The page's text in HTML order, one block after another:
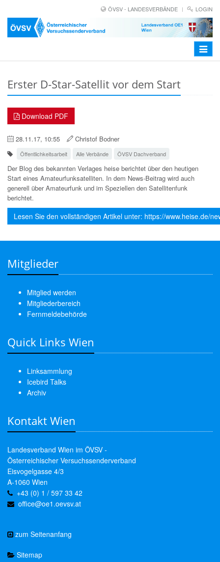
ÖVSV - LANDESVERBÄNDE LOGIN
Toggle
Erster D-Star-Satellit vor dem Start
Download PDF
28.11.17, 10:55 Christof Bodner
Öffentlichkeitsarbeit Alle Verbände ÖVSV Dachverband
Der Blog des bekannten Verlages heise berichtet über den heutigen
Start eines Amateurfunksatelliten. In dem News-Beitrag wird auch
generell über Amateurfunk und im Speziellen den Satellitenfunk
berichtet.
Lesen Sie den vollständigen Artikel unter: https://www.heise.de/
Mitglieder
Mitglied werden
Mitgliederbereich
Fernmeldebehörde
Quick Links Wien
Linksammlung
Icebird Talks
Archiv
Kontakt Wien
Landesverband Wien im ÖVSV -
Österreichischer Versuchssenderverband
Eisvogelgasse 4/3
A-1060 Wien
+43 (0) 1 / 597 33 42
office@oe1.oevsv.at
zum Seitenanfang
Sitemap